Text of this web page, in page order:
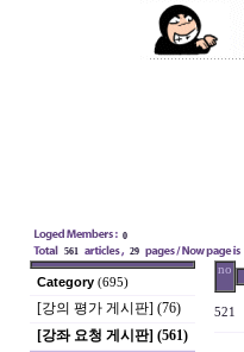
0
561
29
Category (695)
[강의 평가 게시판] (76)
[강좌 요청 게시판] (561)
no
521